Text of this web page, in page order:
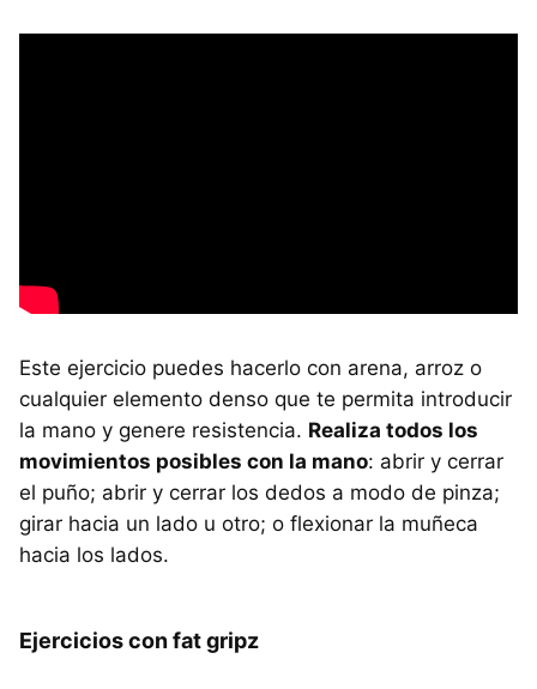
Este ejercicio puedes hacerlo con arena, arroz o
cualquier elemento denso que te permita introducir
la mano y genere resistencia. Realiza todos los
movimientos posibles con la mano: abrir y cerrar
el puño; abrir y cerrar los dedos a modo de pinza;
girar hacia un lado u otro; o flexionar la muñeca
hacia los lados.
Ejercicios con fat gripz